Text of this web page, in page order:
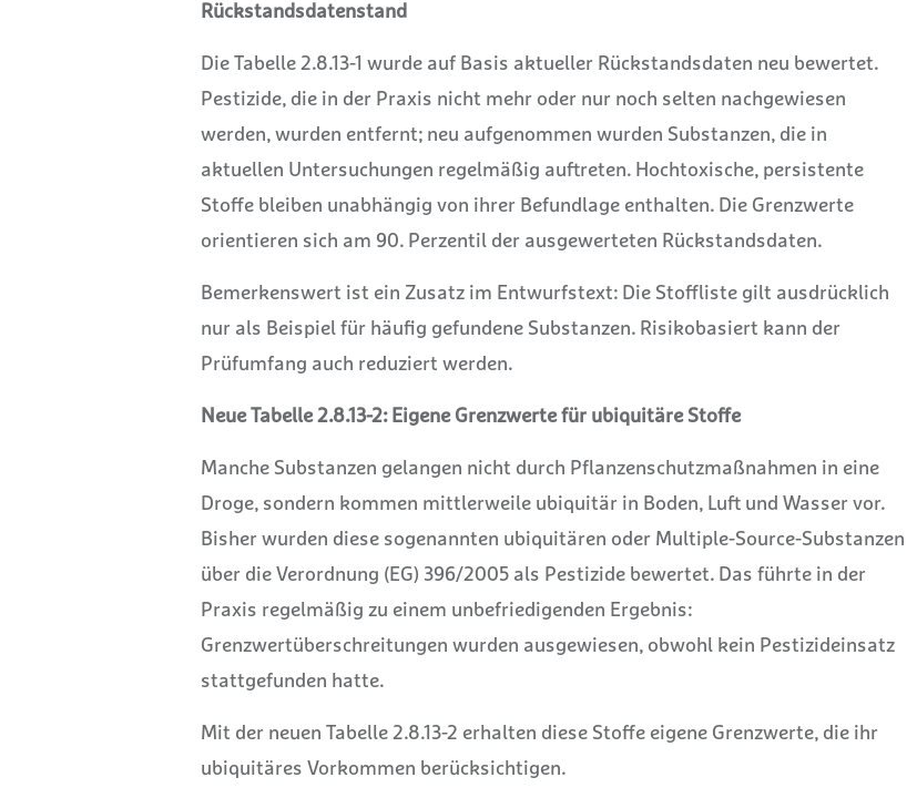
Rückstandsdatenstand
Die Tabelle 2.8.13-1 wurde auf Basis aktueller Rückstandsdaten neu bewertet.
Pestizide, die in der Praxis nicht mehr oder nur noch selten nachgewiesen
werden, wurden entfernt; neu aufgenommen wurden Substanzen, die in
aktuellen Untersuchungen regelmäßig auftreten. Hochtoxische, persistente
Stoffe bleiben unabhängig von ihrer Befundlage enthalten. Die Grenzwerte
orientieren sich am 90. Perzentil der ausgewerteten Rückstandsdaten.
Bemerkenswert ist ein Zusatz im Entwurfstext: Die Stoffliste gilt ausdrücklich
nur als Beispiel für häufig gefundene Substanzen. Risikobasiert kann der
Prüfumfang auch reduziert werden.
Neue Tabelle 2.8.13-2: Eigene Grenzwerte für ubiquitäre Stoffe
Manche Substanzen gelangen nicht durch Pflanzenschutzmaßnahmen in eine
Droge, sondern kommen mittlerweile ubiquitär in Boden, Luft und Wasser vor.
Bisher wurden diese sogenannten ubiquitären oder Multiple-Source-Substanzen
über die Verordnung (EG) 396/2005 als Pestizide bewertet. Das führte in der
Praxis regelmäßig zu einem unbefriedigenden Ergebnis:
Grenzwertüberschreitungen wurden ausgewiesen, obwohl kein Pestizideinsatz
stattgefunden hatte.
Mit der neuen Tabelle 2.8.13-2 erhalten diese Stoffe eigene Grenzwerte, die ihr
ubiquitäres Vorkommen berücksichtigen.